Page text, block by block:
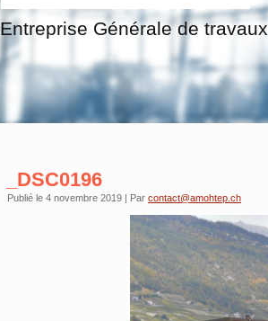
Entreprise Générale de
_DSC0196
Publié le 4 novembre 2019 | Par contact@amohtep.ch